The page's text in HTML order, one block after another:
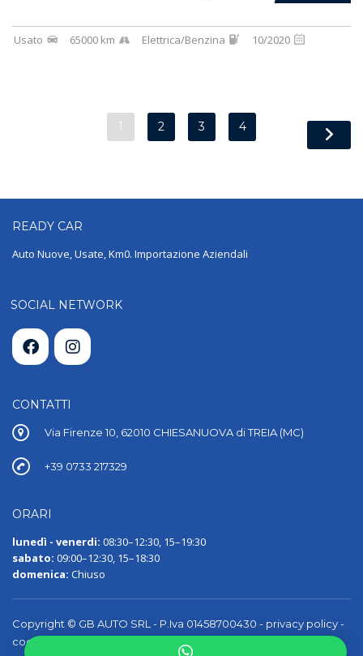
Usato 65000 km Elettrica/Benzina 10/2020
1 2 3 4
READY CAR
Auto Nuove, Usate, Km0. Importazione Aziendali
SOCIAL NETWORK
CONTATTI
Via Firenze 10, 62010 CHIESANUOVA di TREIA (MC)
+39 0733 217329
ORARI
lunedì - venerdi: 08:30–12:30, 15–19:30
sabato: 09:00–12:30, 15–18:30
domenica: Chiuso
Copyright © GB AUTO SRL - P.Iva 01458700430 - privacy policy-
cookie policy